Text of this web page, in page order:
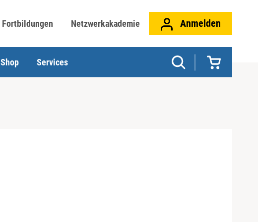
Fortbildungen Netzwerkakademie Anmelden
Shop Services